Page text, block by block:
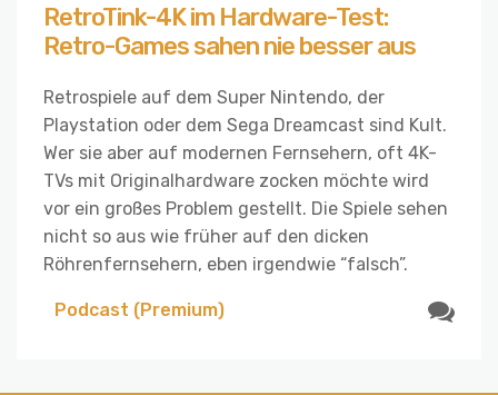
RetroTink-4K im Hardware-Test:
Retro-Games sahen nie besser aus
Retrospiele auf dem Super Nintendo, der
Playstation oder dem Sega Dreamcast sind Kult.
Wer sie aber auf modernen Fernsehern, oft 4K-
TVs mit Originalhardware zocken möchte wird
vor ein großes Problem gestellt. Die Spiele sehen
nicht so aus wie früher auf den dicken
Röhrenfernsehern, eben irgendwie “falsch”.
Podcast (Premium)